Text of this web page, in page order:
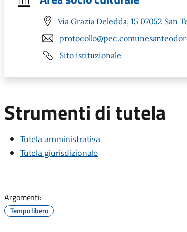
Via Grazia Deledda, 15 07052 San
Sito istituzionale
Strumenti di tutela
Tutela amministrativa
Tutela giurisdizionale
Argomenti:
Tempo libero